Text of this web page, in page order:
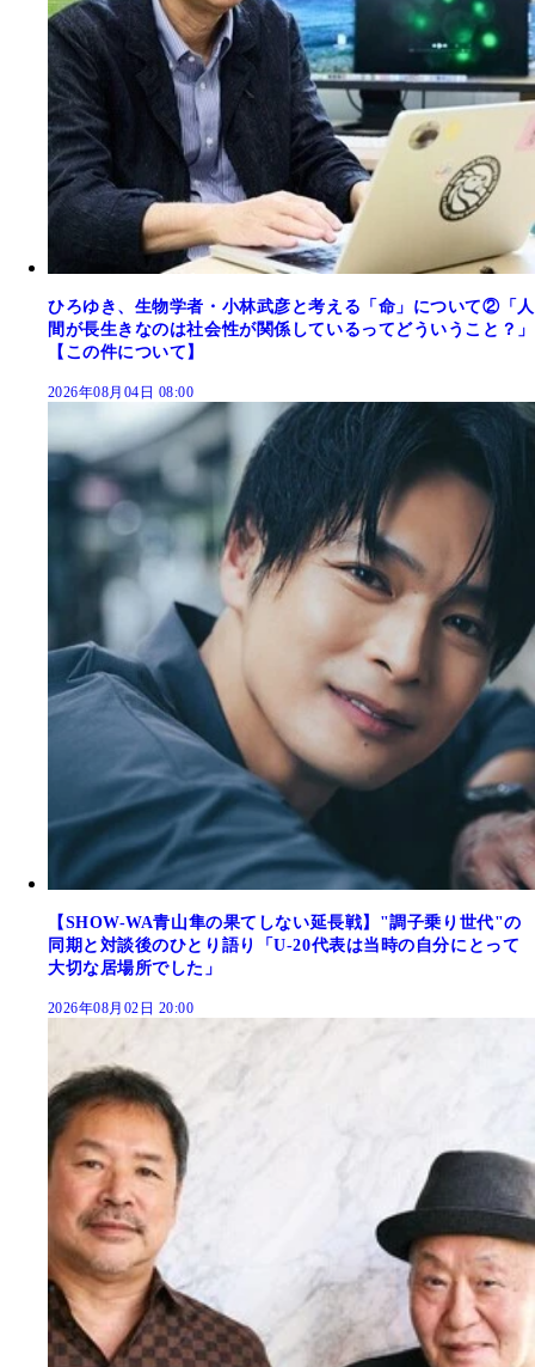
ひろゆき、生物学者・小林武彦と考える「命」について②「人
間が長生きなのは社会性が関係しているってどういうこと？」
【この件について】
2026年08月04日 08:00
【SHOW-WA青山隼の果てしない延長戦】"調子乗り世代"の
同期と対談後のひとり語り「U-20代表は当時の自分にとって
大切な居場所でした」
2026年08月02日 20:00